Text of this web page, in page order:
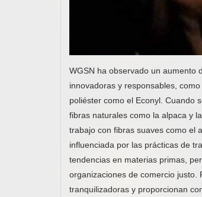
WGSN ha observado un aumento
innovadoras y responsables,
poliéster como el Econyl. Cuando
fibras naturales como la alpaca y
trabajo con fibras suaves como el
influenciada por las prácticas de
tendencias en materias primas,
organizaciones de comercio justo.
tranquilizadoras y proporcionan